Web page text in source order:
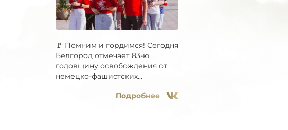
🚩 Помним и гордимся! Сегодня
Белгород отмечает 83-ю
годовщину освобождения от
немецко-фашистских...
Подробнее